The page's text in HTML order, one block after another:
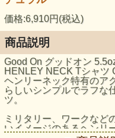
価格:6,910円(税込)
商品説明
Good On グッドオン
HENLEY NECK Tシャツ
ヘンリーネック特有のア
らしいシンプルでラフな
ツ。
ミリタリー、ワークなど
いイメージのあるヘンリ